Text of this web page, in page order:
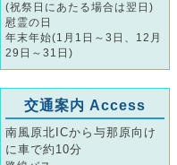
(祝祭日にあたる場合は翌日)
慰霊の日
年末年始(1月1日～3日、12月
29日～31日)
交通案内 Access
南風原北ICから与那原向け
に車で約10分